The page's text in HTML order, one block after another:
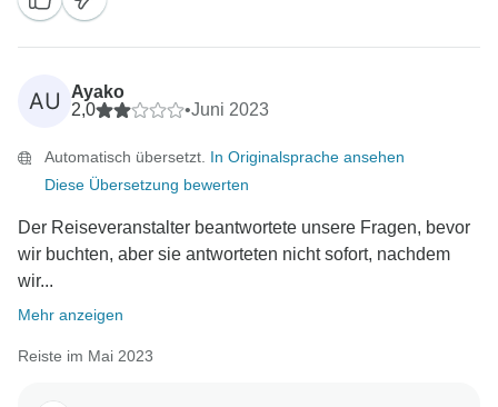
AU
Ayako
2,0
•Juni 2023
Automatisch übersetzt. In Originalsprache ansehen
Diese Übersetzung bewerten
Der Reiseveranstalter beantwortete unsere Fragen, bevor
wir buchten, aber sie antworteten nicht sofort, nachdem
wir...
Mehr anzeigen
Reiste im Mai 2023